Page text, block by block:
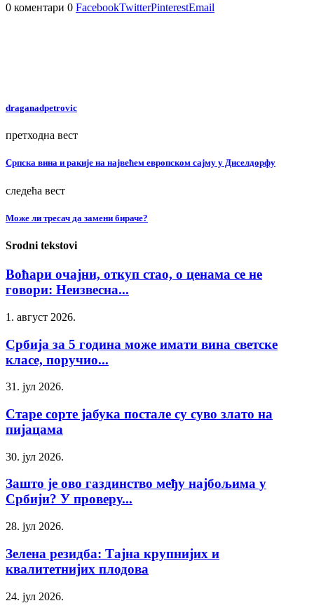
0 коментари 0 FacebookTwitterPinterestEmail
draganadpetrovic
претходна вест
Српска вина и ракије на највећем европском сајму у Диселдорфу
следећа вест
Може ли тресач да замени бираче?
Srodni tekstovi
Воћари очајни, откуп стао, о ценама се не
говори: Неизвесна...
1. август 2026.
Србија за 5 година може имати вина светске
класе, поручио...
31. јул 2026.
Старе сорте јабука постале су суво злато на
пијацама
30. јул 2026.
Зашто је ово газдинство међу најбољима у
Србији? У проверу...
28. јул 2026.
Зелена резидба: Тајна крупнијих и
квалитетнијих плодова
24. јул 2026.